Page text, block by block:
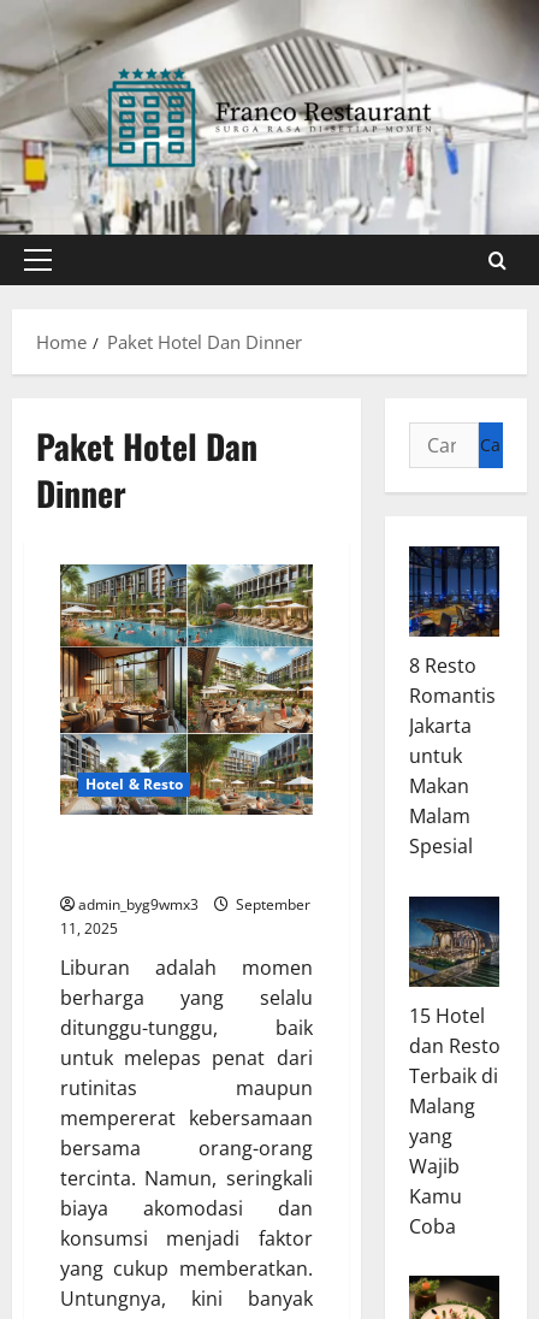
content
Primary
Home
Paket Hotel Dan Dinner
Paket Hotel Dan
Dinner
Hotel & Resto
admin_byg9wmx3
September
11, 2025
Liburan adalah momen
berharga yang selalu
ditunggu-tunggu, baik
untuk melepas penat dari
rutinitas maupun
mempererat kebersamaan
bersama orang-orang
tercinta. Namun, seringkali
biaya akomodasi dan
konsumsi menjadi faktor
yang cukup memberatkan.
Untungnya, kini banyak
Cari
untuk:
8 Resto
Romantis
Jakarta
untuk
Makan
Malam
Spesial
15 Hotel
dan Resto
Terbaik di
Malang
yang
Wajib
Kamu
Coba